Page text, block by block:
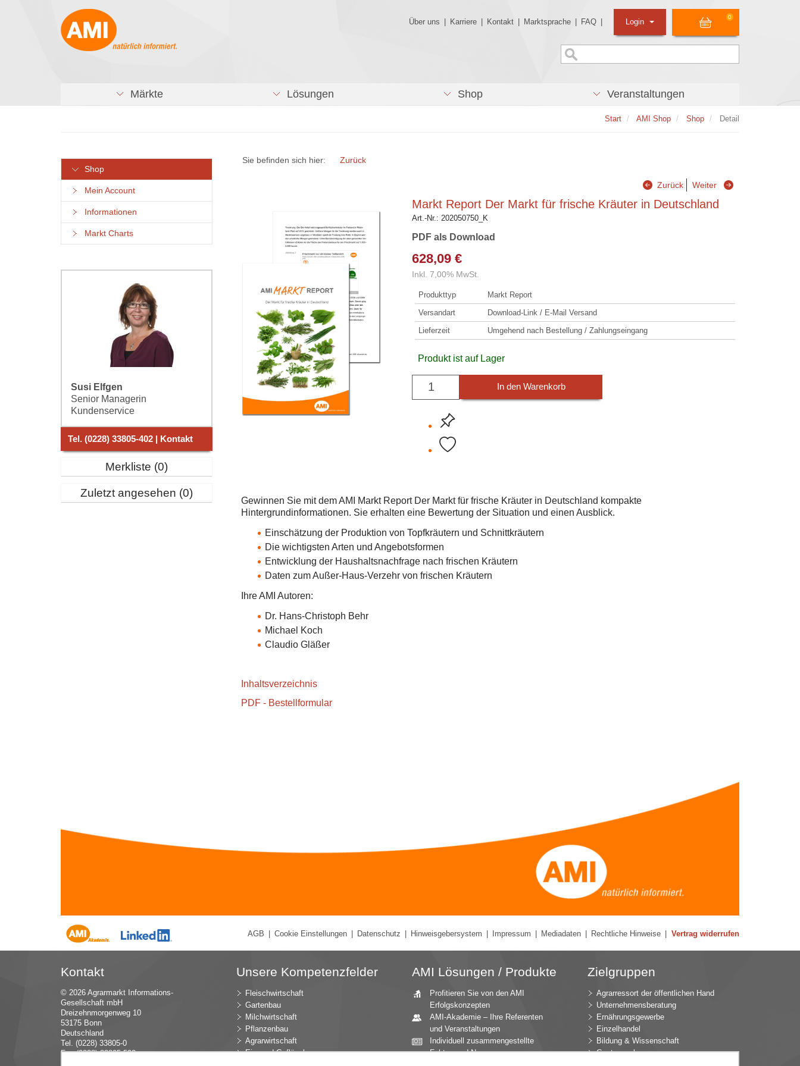
Über uns Karriere Kontakt Marktsprache FAQ
0
Login
Märkte Lösungen Shop Veranstaltungen
Start AMI Shop Shop Detail
Shop
Mein Account
Informationen
Markt Charts
Susi Elfgen
Senior Managerin
Kundenservice
Tel. (0228) 33805-402 | Kontakt
Merkliste 0
Zuletzt angesehen 0
Sie befinden sich hier: Zurück
Zurück Weiter
Markt Report Der Markt für frische Kräuter in Deutschland
Art.-Nr.: 202050750_K
PDF als Download
628,09 €
Inkl. 7,00% MwSt.
Produkttyp
Markt Report
Versandart
Download-Link / E-Mail Versand
Lieferzeit
Umgehend nach Bestellung / Zahlungseingang
Produkt ist auf Lager
In den Warenkorb
Gewinnen Sie mit dem AMI Markt Report Der Markt für frische Kräuter in Deutschland kompakte
Hintergrundinformationen. Sie erhalten eine Bewertung der Situation und einen Ausblick.
Einschätzung der Produktion von Topfkräutern und Schnittkräutern
Die wichtigsten Arten und Angebotsformen
Entwicklung der Haushaltsnachfrage nach frischen Kräutern
Daten zum Außer-Haus-Verzehr von frischen Kräutern
Ihre AMI Autoren:
Dr. Hans-Christoph Behr
Michael Koch
Claudio Gläßer
Inhaltsverzeichnis
PDF - Bestellformular
AGB Cookie Einstellungen Datenschutz Hinweisgebersystem Impressum Mediadaten Rechtliche Hinweise Vertrag widerrufen
Kontakt
© 2026 Agrarmarkt Informations-
Gesellschaft mbH
Dreizehnmorgenweg 10
53175 Bonn
Deutschland
Tel. (0228) 33805-0
Fax (0228) 33805-592
Unsere Kompetenzfelder
Fleischwirtschaft
Gartenbau
Milchwirtschaft
Pflanzenbau
Agrarwirtschaft
Eier und Geflügel
AMI Lösungen / Produkte
Profitieren Sie von den AMI
Erfolgskonzepten
AMI-Akademie – Ihre Referenten
und Veranstaltungen
Individuell zusammengestellte
Fakten und News
Zielgruppen
Agrarressort der öffentlichen Hand
Unternehmensberatung
Ernährungsgewerbe
Einzelhandel
Bildung & Wissenschaft
Gastgewerbe